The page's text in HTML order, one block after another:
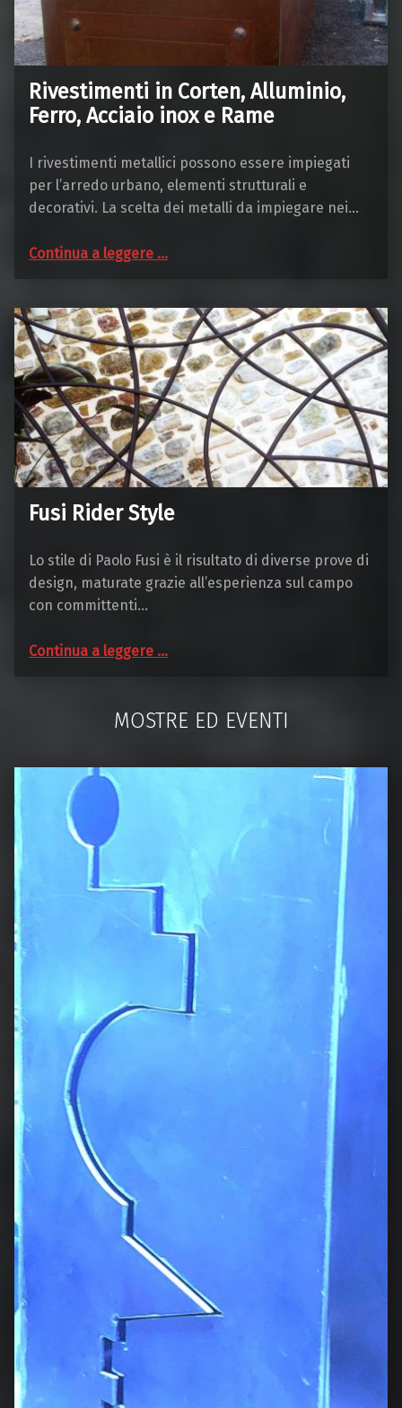
Rivestimenti in Corten, Alluminio,
Ferro, Acciaio inox e Rame
I rivestimenti metallici possono essere impiegati
per l’arredo urbano, elementi strutturali e
decorativi. La scelta dei metalli da impiegare nei…
Continua a leggere …
Fusi Rider Style
Lo stile di Paolo Fusi è il risultato di diverse prove di
design, maturate grazie all’esperienza sul campo
con committenti…
Continua a leggere …
MOSTRE ED EVENTI